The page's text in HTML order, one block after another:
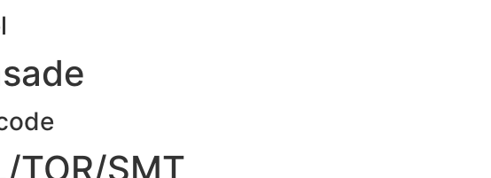
TOR/SMT